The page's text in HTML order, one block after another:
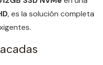
, es la solución completa